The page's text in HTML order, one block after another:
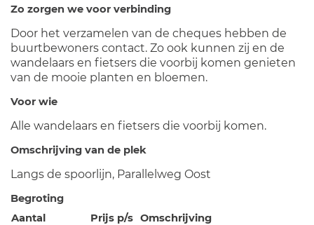
Zo zorgen we voor verbinding
Door het verzamelen van de cheques hebben de
buurtbewoners contact. Zo ook kunnen zij en de
wandelaars en fietsers die voorbij komen genieten
van de mooie planten en bloemen.
Voor wie
Alle wandelaars en fietsers die voorbij komen.
Omschrijving van de plek
Langs de spoorlijn, Parallelweg Oost
Begroting
Aantal
Prijs p/s Omschrijving